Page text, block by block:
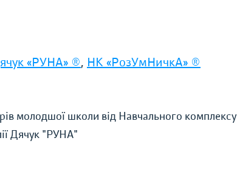
«РУНА» ®, НК «РозУмНичкА» ®
молодшої школи від Навчального комплексу
Дячук "РУНА"